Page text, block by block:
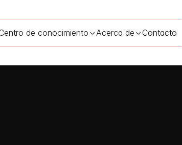
de conocimiento Acerca de Contacto